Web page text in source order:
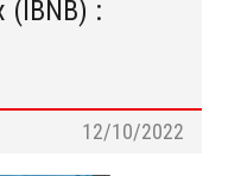
(IBNB) :
12/10/2022